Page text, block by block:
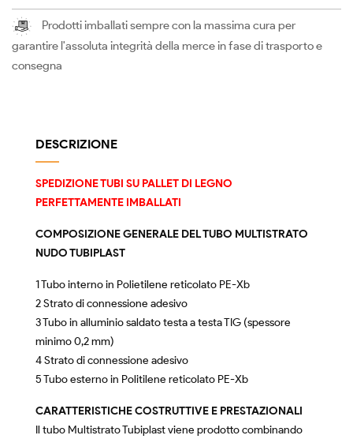
Prodotti imballati sempre con la massima cura per
garantire l'assoluta integrità della merce in fase di trasporto e
consegna
DESCRIZIONE
SPEDIZIONE TUBI SU PALLET DI LEGNO
PERFETTAMENTE IMBALLATI
COMPOSIZIONE GENERALE DEL TUBO MULTISTRATO
NUDO TUBIPLAST
1 Tubo interno in Polietilene reticolato PE-Xb
2 Strato di connessione adesivo
3 Tubo in alluminio saldato testa a testa TIG (spessore
minimo 0,2 mm)
4 Strato di connessione adesivo
5 Tubo esterno in Politilene reticolato PE-Xb
CARATTERISTICHE COSTRUTTIVE E PRESTAZIONALI
Il tubo Multistrato Tubiplast viene prodotto combinando